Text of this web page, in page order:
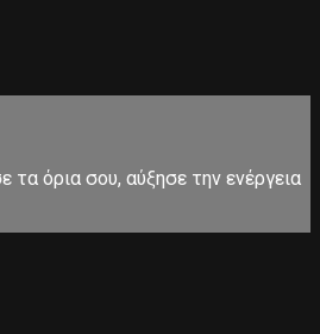
τα όρια σου, αύξησε την ενέργεια